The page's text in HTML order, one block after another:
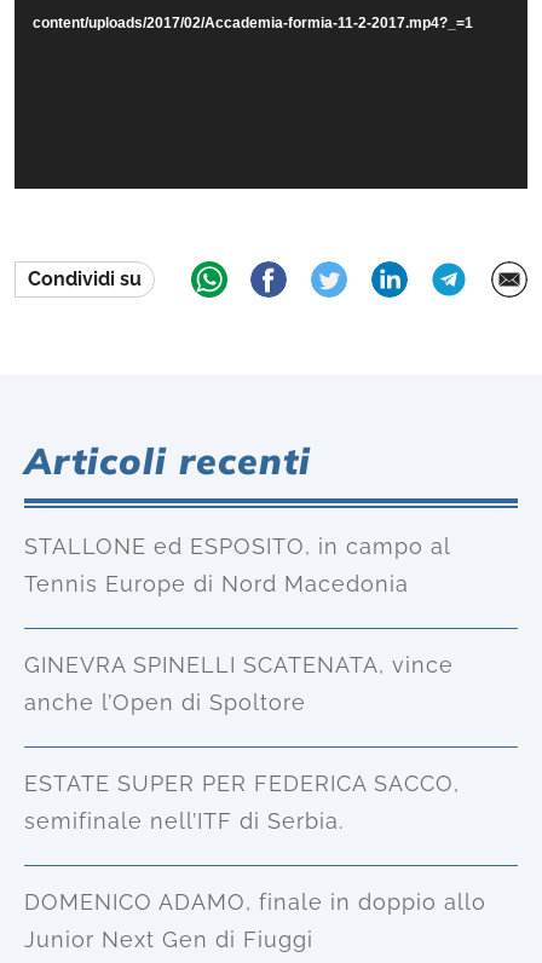
content/uploads/2017/02/Accademia-formia-11-2-2017.mp4?_=1
Condividi su
Articoli recenti
STALLONE ed ESPOSITO, in campo al
Tennis Europe di Nord Macedonia
GINEVRA SPINELLI SCATENATA, vince
anche l’Open di Spoltore
ESTATE SUPER PER FEDERICA SACCO,
semifinale nell’ITF di Serbia.
DOMENICO ADAMO, finale in doppio allo
Junior Next Gen di Fiuggi